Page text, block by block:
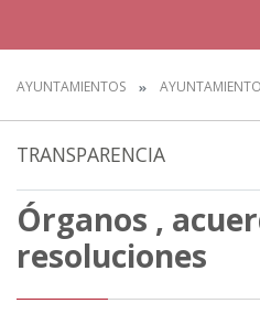
AYUNTAMIENTOS
TRANSPARENCIA
Órganos ,
resoluciones